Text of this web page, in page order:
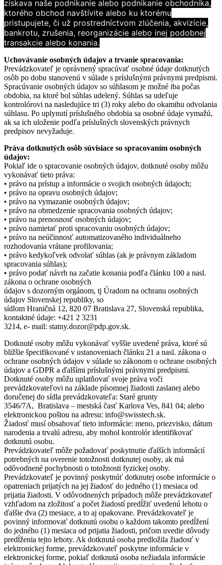
získava naše podnikanie alebo podnikanie obchodníka,
ktorého obchod navštívite alebo ku ktorému
pristupujete, či už prostredníctvom zlúčenia, akvizície,
bankrotu, zrušenia, reorganizácie alebo inej podobnej
transakcie alebo konania.
Uchovávanie osobných údajov a trvanie spracovania:
Prevádzkovateľ je oprávnený spracúvať osobné údaje dotknutých
osôb po dobu stanovenú v súlade s príslušnými právnymi predpismi.
Spracúvanie osobných údajov so súhlasom je možné iba počas
obdobia, na ktoré bol súhlas udelený. Súhlas sa udeľuje
kontrolórovi na nasledujúce tri (3) roky alebo do okamihu odvolania
súhlasu. Po uplynutí príslušného obdobia sa osobné údaje vymažú,
ak sa ich uloženie podľa príslušných slovenských právnych
predpisov nevyžaduje.
Práva dotknutých osôb súvisiace so spracovaním osobných
údajov:
Pokiaľ ide o spracovanie osobných údajov, dotknuté osoby môžu
vykonávať tieto práva:
• právo na prístup a informácie o svojich osobných údajoch;
• právo na opravu osobných údajov;
• právo na vymazanie osobných údajov;
• právo na obmedzenie spracovania osobných údajov;
• právo na prenosnosť osobných údajov;
• právo namietať proti spracovaniu osobných údajov;
• právo na neúčinnosť automatizovaného individuálneho
rozhodovania vrátane profilovania;
• právo kedykoľvek odvolať súhlas (ak je právnym základom
spracovania súhlas);
• právo podať návrh na začatie konania podľa článku 100 a nasl.
zákona o ochrane osobných
údajov s dozorným orgánom, tj Úradom na ochranu osobných
údajov Slovenskej republiky, so
sídlom Hraničná 12, 820 07 Bratislava 27, Slovenská republika,
kontaktné údaje: +421 2 3231
3214, e- mail: statny.dozor@pdp.gov.sk.
Dotknuté osoby môžu vykonávať vyššie uvedené práva, ktoré sú
bližšie špecifikované v ustanoveniach článku 21 a nasl. zákona o
ochrane osobných údajov v súlade so zákonom o ochrane osobných
údajov a GDPR a ďalšími príslušnými právnymi predpismi.
Dotknuté osoby môžu uplatňovať svoje práva voči
prevádzkovateľovi na základe písomnej žiadosti zaslanej alebo
doručenej do sídla prevádzkovateľa: Staré grunty
3546/7A, Bratislava – mestská časť Karlova Ves, 841 04; alebo
elektronickou poštou na adresu: info@swisstech.sk.
Žiadosť musí obsahovať tieto informácie: meno, priezvisko, dátum
narodenia a trvalú adresu, aby mohol kontrolór identifikovať
dotknutú osobu.
Prevádzkovateľ môže požadovať poskytnutie ďalších informácií
potrebných na overenie totožnosti dotknutej osoby, ak má
odôvodnené pochybnosti o totožnosti fyzickej osoby.
Prevádzkovateľ je povinný poskytnúť dotknutej osobe informácie o
opatreniach prijatých na jej žiadosť do jedného (1) mesiaca od
prijatia žiadosti. V odôvodnených prípadoch môže prevádzkovateľ
vzhľadom na zložitosť a počet žiadostí predĺžiť uvedenú lehotu o
ďalšie dva (2) mesiace, a to aj opakovane. Prevádzkovateľ je
povinný informovať dotknutú osobu o každom takomto predĺžení
do jedného (1) mesiaca od prijatia žiadosti, pričom uvedie dôvody
predĺženia tejto lehoty. Ak dotknutá osoba predložila žiadosť v
elektronickej forme, prevádzkovateľ poskytne informácie v
elektronickej forme, pokiaľ dotknutá osoba nežiadala informácie